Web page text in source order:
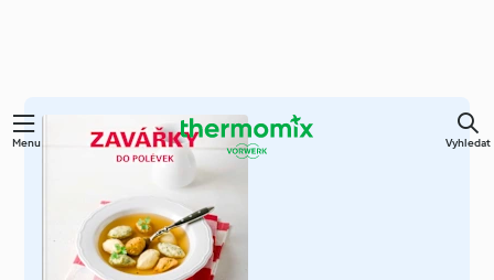
Přejít
Menu Vyhledat